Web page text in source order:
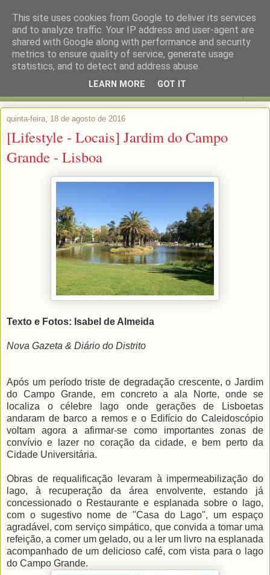
quinta-feira, 18 de agosto de 2016
[Lifestyle - Locais] Jardim do Campo
Grande - Lisboa
Texto e Fotos: Isabel de Almeida
Nova Gazeta & Diário do Distrito
Após um período triste de degradação crescente, o Jardim
do Campo Grande, em concreto a ala Norte, onde se
localiza o célebre lago onde gerações de Lisboetas
andaram de barco a remos e o Edifício do Caleidoscópio
voltam agora a afirmar-se como importantes zonas de
convívio e lazer no coração da cidade, e bem perto da
Cidade Universitária.
Obras de requalificação levaram à impermeabilização do
lago, à recuperação da área envolvente, estando já
concessionado o Restaurante e esplanada sobre o lago,
com o sugestivo nome de "Casa do Lago", um espaço
agradável, com serviço simpático, que convida a tomar uma
refeição, a comer um gelado, ou a ler um livro na esplanada
acompanhado de um delicioso café, com vista para o lago
do Campo Grande.
This site uses cookies from Google to deliver its services
and to analyze traffic. Your IP address and user-agent are
shared with Google along with performance and security
metrics to ensure quality of service, generate usage
statistics, and to detect and address abuse.
LEARN MORE GOT IT